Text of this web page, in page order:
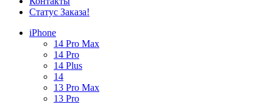
Статус Заказа!
iPhone
14 Pro Max
14 Pro
14 Plus
14
13 Pro Max
13 Pro